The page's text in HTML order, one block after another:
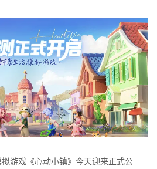
游戏《心动小镇》今天迎来正式公